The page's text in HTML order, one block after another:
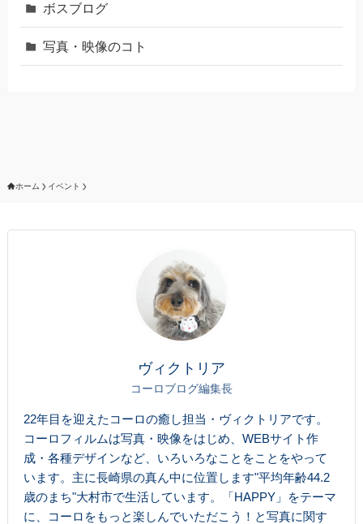
ボスブログ
写真・映像のコト
ホーム イベント
ヴィクトリア
コーロブログ編集長
22年目を迎えたコーロの癒し担当・ヴィクトリアです。
コーロフィルムは写真・映像をはじめ、WEBサイト作
成・各種デザインなど、いろいろなことをことをやって
います。主に長崎県の真ん中に位置します"平均年齢44.2
歳のまち"大村市で生活しています。「HAPPY」をテーマ
に、コーロをもっと楽しんでいただこう！と写真に関す